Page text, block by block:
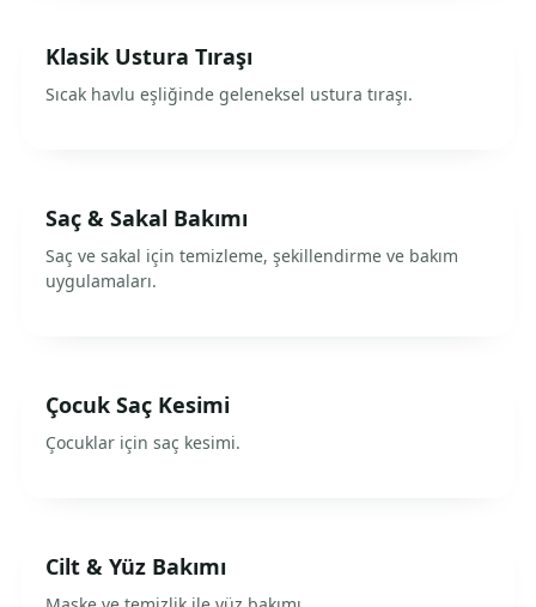
Klasik Ustura Tıraşı
Sıcak havlu eşliğinde geleneksel ustura tıraşı.
Saç & Sakal Bakımı
Saç ve sakal için temizleme, şekillendirme ve bakım
uygulamaları.
Çocuk Saç Kesimi
Çocuklar için saç kesimi.
Cilt & Yüz Bakımı